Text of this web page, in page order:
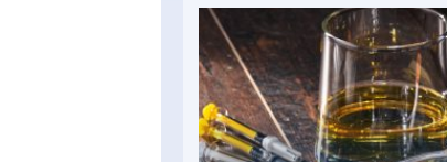
treiben Vermieter (34) in den finanziellen Ruin!